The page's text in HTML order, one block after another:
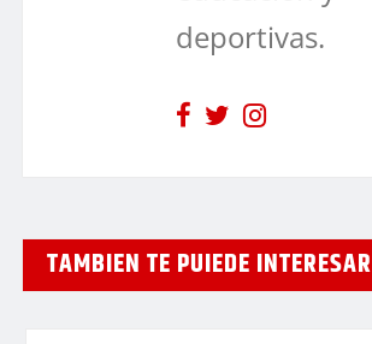
deportivas.
TAMBIEN TE PUIEDE INTERESAR